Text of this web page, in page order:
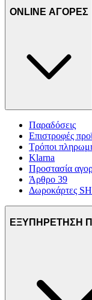
ONLINE ΑΓΟΡΕΣ
Παραδόσεις
Επιστροφές
Τρόποι
Klarna
Προστασία
Άρθρο 39
Δωροκάρτες
ΕΞΥΠΗΡΕΤΗΣΗ